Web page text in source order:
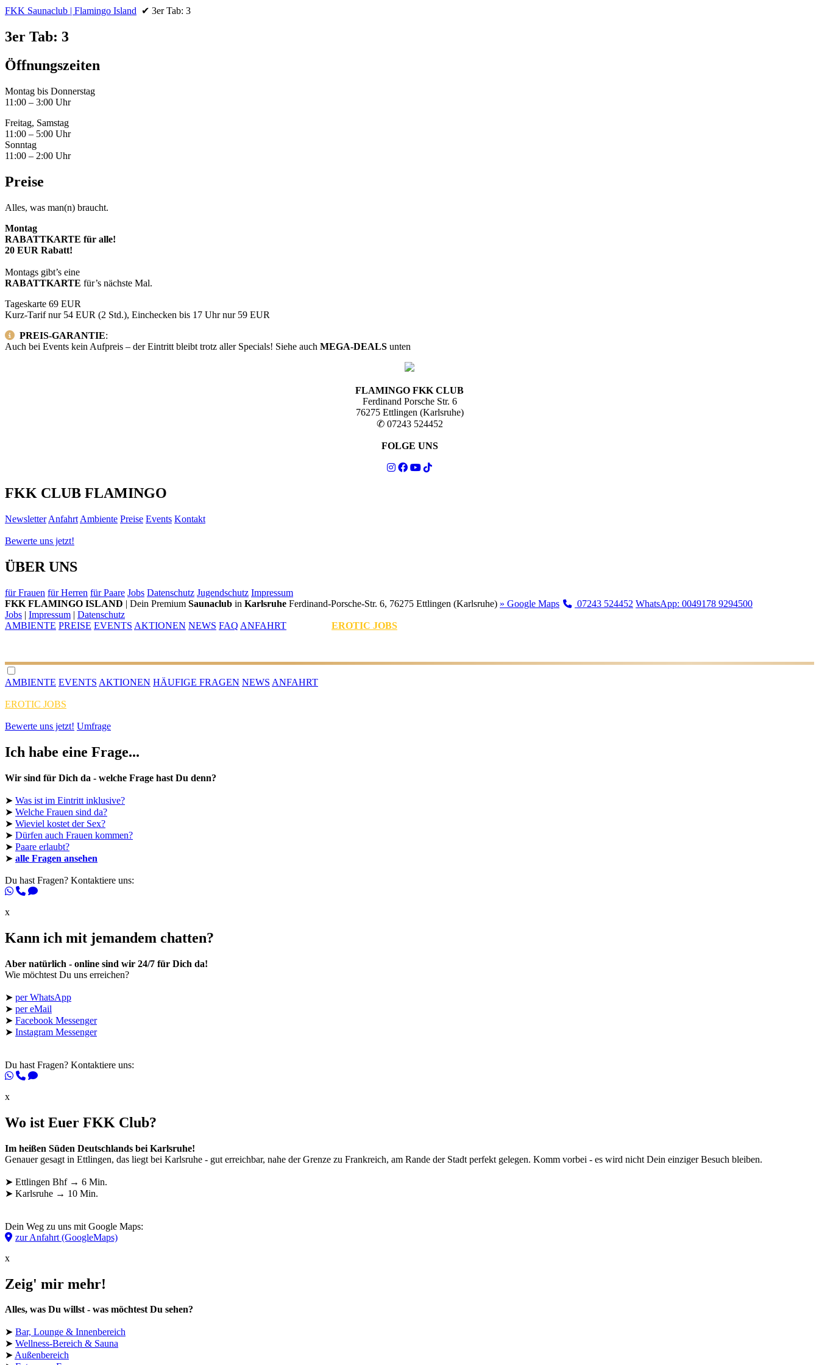
FKK Saunaclub | Flamingo Island ✔ 3er Tab: 3
3er Tab: 3
Öffnungszeiten
Montag bis Donnerstag
11:00 – 3:00 Uhr
Freitag, Samstag
11:00 – 5:00 Uhr
Sonntag
11:00 – 2:00 Uhr
Preise
Alles, was man(n) braucht.
Montag
RABATTKARTE für alle!
20 EUR Rabatt!
Montags gibt’s eine
RABATTKARTE für’s nächste Mal.
Tageskarte 69 EUR
Kurz-Tarif nur 54 EUR (2 Std.), Einchecken bis 17 Uhr nur 59 EUR
PREIS-GARANTIE:
Auch bei Events kein Aufpreis – der Eintritt bleibt trotz aller Specials! Siehe auch MEGA-DEALS unten
FLAMINGO FKK CLUB
Ferdinand Porsche Str. 6
76275 Ettlingen (Karlsruhe)
✆ 07243 524452
FOLGE UNS
FKK CLUB FLAMINGO
Newsletter Anfahrt Ambiente Preise Events Kontakt
Bewerte uns jetzt!
ÜBER UNS
für Frauen für Herren für Paare Jobs Datenschutz Jugendschutz Impressum
FKK FLAMINGO ISLAND | Dein Premium Saunaclub in Karlsruhe Ferdinand-Porsche-Str. 6, 76275 Ettlingen (Karlsruhe) » Google Maps 07243 524452 WhatsApp: 0049178 9294500
Jobs | Impressum | Datenschutz
AMBIENTE PREISE EVENTS AKTIONEN NEWS FAQ ANFAHRT EROTIC JOBS
AMBIENTE EVENTS AKTIONEN HÄUFIGE FRAGEN NEWS ANFAHRT
EROTIC JOBS
Bewerte uns jetzt! Umfrage
Ich habe eine Frage...
Wir sind für Dich da - welche Frage hast Du denn?
➤ Was ist im Eintritt inklusive?
➤ Welche Frauen sind da?
➤ Wieviel kostet der Sex?
➤ Dürfen auch Frauen kommen?
➤ Paare erlaubt?
➤ alle Fragen ansehen
Du hast Fragen? Kontaktiere uns:
x
Kann ich mit jemandem chatten?
Aber natürlich - online sind wir 24/7 für Dich da!
Wie möchtest Du uns erreichen?
➤ per WhatsApp
➤ per eMail
➤ Facebook Messenger
➤ Instagram Messenger
Du hast Fragen? Kontaktiere uns:
x
Wo ist Euer FKK Club?
Im heißen Süden Deutschlands bei Karlsruhe!
Genauer gesagt in Ettlingen, das liegt bei Karlsruhe - gut erreichbar, nahe der Grenze zu Frankreich, am Rande der Stadt perfekt gelegen. Komm vorbei - es wird nicht Dein einziger Besuch bleiben.
➤ Ettlingen Bhf → 6 Min.
➤ Karlsruhe → 10 Min.
Dein Weg zu uns mit Google Maps:
zur Anfahrt (GoogleMaps)
x
Zeig' mir mehr!
Alles, was Du willst - was möchtest Du sehen?
➤ Bar, Lounge & Innenbereich
➤ Wellness-Bereich & Sauna
➤Außenbereich